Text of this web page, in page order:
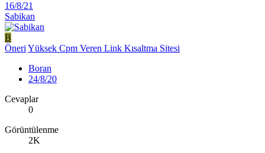
16/8/21
Sabikan
B
Öneri Yüksek Cpm Veren Link Kısaltma Sitesi
Boran
24/8/20
Cevaplar
0
Görüntülenme
2K